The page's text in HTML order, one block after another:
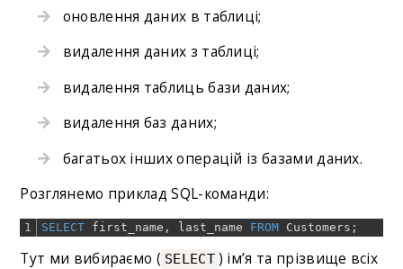
оновлення даних в таблиці;
видалення даних з таблиці;
видалення таблиць бази даних;
видалення баз даних;
багатьох інших операцій із базами даних.
Розглянемо приклад SQL-команди:
1 SELECT first_name , last_name FROM Customers ;
Тут ми вибираємо ( SELECT ) ім’я та прізвище всіх